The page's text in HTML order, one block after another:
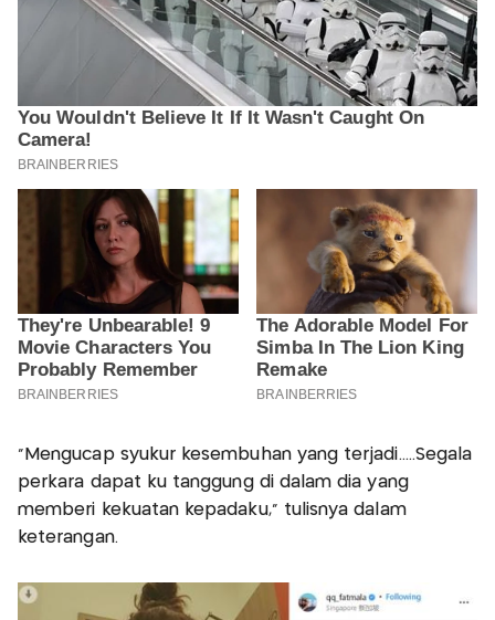
"Mengucap syukur kesembuhan yang terjadi.....Segala
perkara dapat ku tanggung di dalam dia yang
memberi kekuatan kepadaku," tulisnya dalam
keterangan.